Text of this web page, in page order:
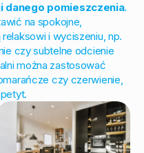
danego pomieszczenia.
na spokojne,
i wyciszeniu, np.
czy subtelne odcienie
można zastosować
czy czerwienie,